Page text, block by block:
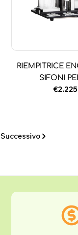
RIEMPITRICE
SIFONI
Successivo